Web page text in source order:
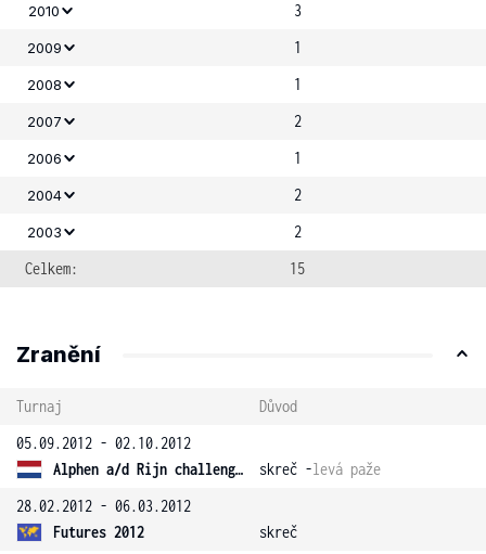
2010 3
2009 1
2008 1
2007 2
2006 1
2004 2
2003
2
Celkem:
15
Zranění
Turnaj
Důvod
05.09.2012 - 02.10.2012
Alphen a/d Rijn challenger
skreč -levá paže
28.02.2012 - 06.03.2012
Futures 2012
skreč